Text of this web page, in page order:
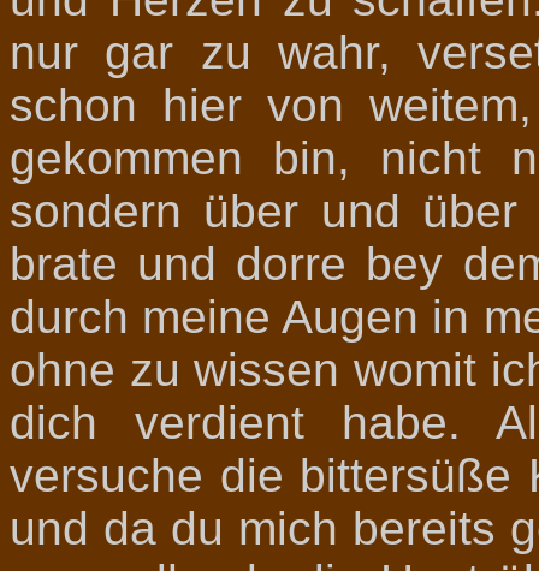
nur gar zu wahr,
schon hier von
gekommen bin, nicht
sondern über und
brate und dorre bey
durch meine Augen in
ohne zu wissen womit
dich verdient habe.
versuche die bittersüße
und da du mich bereits